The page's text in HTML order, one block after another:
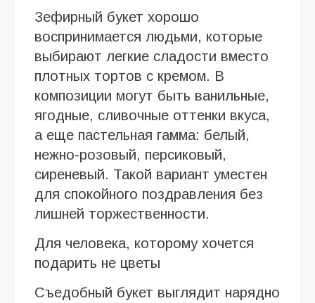
Зефирный букет хорошо
воспринимается людьми, которые
выбирают легкие сладости вместо
плотных тортов с кремом. В
композиции могут быть ванильные,
ягодные, сливочные оттенки вкуса,
а еще пастельная гамма: белый,
нежно-розовый, персиковый,
сиреневый. Такой вариант уместен
для спокойного поздравления без
лишней торжественности.
Для человека, которому хочется
подарить не цветы
Съедобный букет выглядит нарядно